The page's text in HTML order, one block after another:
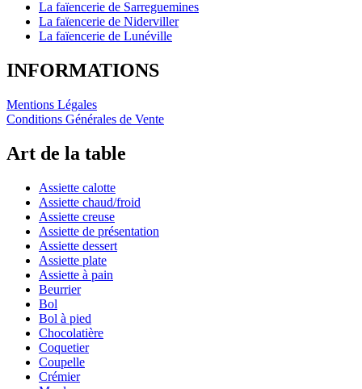
La faïencerie de Sarreguemines
La faïencerie de Niderviller
La faïencerie de Lunéville
INFORMATIONS
Mentions Légales
Conditions Générales de Vente
Art de la table
Assiette calotte
Assiette chaud/froid
Assiette creuse
Assiette de présentation
Assiette dessert
Assiette plate
Assiette à pain
Beurrier
Bol
Bol à pied
Chocolatière
Coquetier
Coupelle
Crémier